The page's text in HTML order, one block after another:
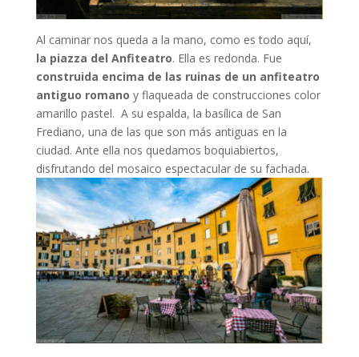
Al caminar nos queda a la mano, como es todo aquí,
la piazza del Anfiteatro. Ella es redonda. Fue
construida encima de las ruinas de un anfiteatro
antiguo romano y flaqueada de construcciones color
amarillo pastel. A su espalda, la basílica de San
Frediano, una de las que son más antiguas en la
ciudad. Ante ella nos quedamos boquiabiertos,
disfrutando del mosaico espectacular de su fachada.